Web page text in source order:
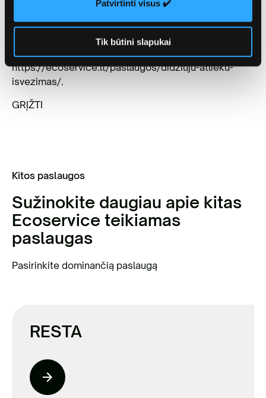
Patvirtinti visus ✔️
Tik būtini slapukai
„Ecoservice“ stambiagabaričių atliekų surinkimo
aikštelė yra įsikūrusi adresu Gariūnų g. 71, Vilniuje.
Daugiau informacijos rasite
https://ecoservice.lt/paslaugos/didziuju-atlieku-
isvezimas/.
GRĮŽTI
Kitos paslaugos
Sužinokite daugiau apie kitas
Ecoservice teikiamas
paslaugas
Pasirinkite dominančią paslaugą
RESTA